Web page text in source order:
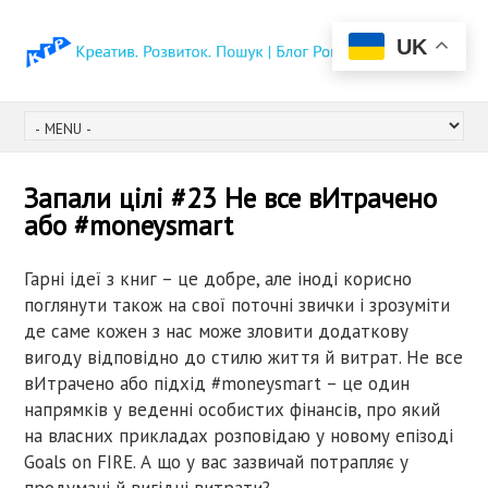
Запали цілі #23 Не все вИтрачено
або #moneysmart
Гарні ідеї з книг – це добре, але іноді корисно
поглянути також на свої поточні звички і зрозуміти
де саме кожен з нас може зловити додаткову
вигоду відповідно до стилю життя й витрат. Не все
вИтрачено або підхід #moneysmart – це один
напрямків у веденні особистих фінансів, про який
на власних прикладах розповідаю у новому епізоді
Goals on FIRE. А що у вас зазвичай потрапляє у
UK